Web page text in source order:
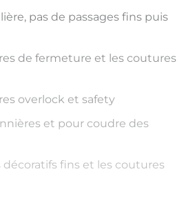
pas de passages fins puis
de fermeture et les coutures
overlock et safety
et pour coudre des
fins et les coutures